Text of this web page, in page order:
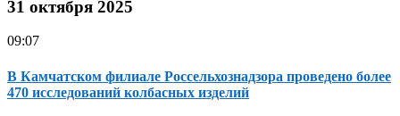
31 октября 2025
09:07
В Камчатском филиале Россельхознадзора проведено более
470 исследований колбасных изделий